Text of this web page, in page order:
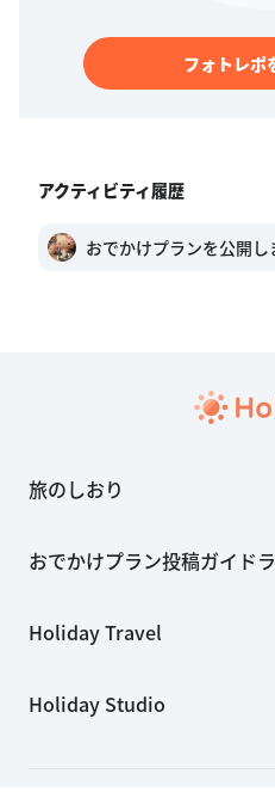
フォトレポ
アクティビティ履歴
おでかけプランを公開し
旅のしおり
おでかけプラン投稿ガイド
Holiday Travel
Holiday Studio